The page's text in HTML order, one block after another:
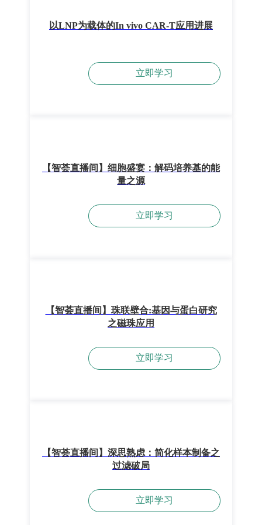
以LNP为载体的In vivo CAR-T应用进展
立即学习
【智荟直播间】细胞盛宴：解码培养基的能
量之源
立即学习
【智荟直播间】珠联壁合:基因与蛋白研究
之磁珠应用
立即学习
【智荟直播间】深思熟虑：简化样本制备之
过滤破局
立即学习